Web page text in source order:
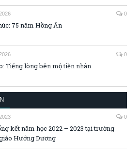
0
75 năm Hồng Ân
0
Tiếng lòng bên mộ tiền nhân
0
kết năm học 2022 – 2023 tại trường
Hướng Dương